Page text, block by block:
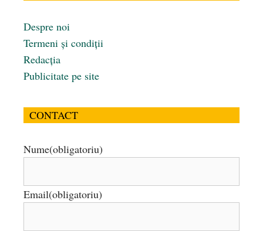
Despre noi
Termeni și condiții
Redacția
Publicitate pe site
CONTACT
Nume(obligatoriu)
Email(obligatoriu)